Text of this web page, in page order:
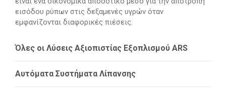
εισόδου ρύπων στις δεξαμενές υγρών όταν
εμφανίζονται διαφορικές πιέσεις.
Όλες οι Λύσεις Αξιοπιστίας Εξοπλισμού ARS
Αυτόματα Συστήματα Λίπανσης